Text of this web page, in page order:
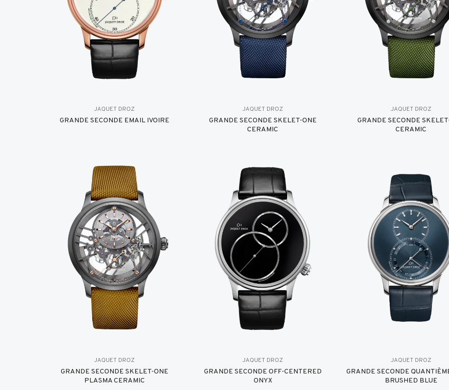
JAQUET DROZ
GRANDE SECONDE EMAIL IVOIRE
JAQUET DROZ
GRANDE SECONDE SKELET-ONE
CERAMIC
JAQUET DROZ
GRANDE SECONDE
CERAMIC
JAQUET DROZ
GRANDE SECONDE SKELET-ONE
PLASMA CERAMIC
JAQUET DROZ
GRANDE SECONDE OFF-CENTERED
ONYX
JAQUET DROZ
GRANDE SECONDE
BRUSHED BLUE